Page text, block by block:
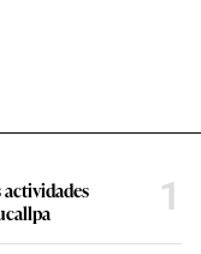
actividades
1